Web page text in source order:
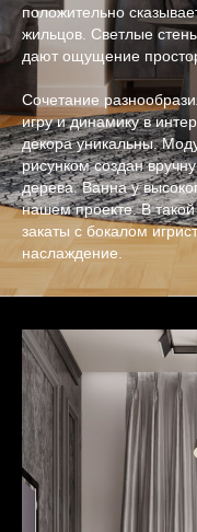
положительно
жильцов. Светлые
дают ощущение
Сочетание
игру и динамику в
декора уникальны.
рисунком создан
дерева. Ванна у
нашем проекте. В
закаты с бокалом
наслаждение.